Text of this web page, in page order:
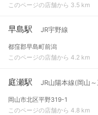
このページの店舗から 3.5 km
早島駅 JR宇野線
都窪郡早島町前潟
このページの店舗から 4.2 km
庭瀬駅 JR山陽本線(岡山
岡山市北区平野319-1
このページの店舗から 4.8 km